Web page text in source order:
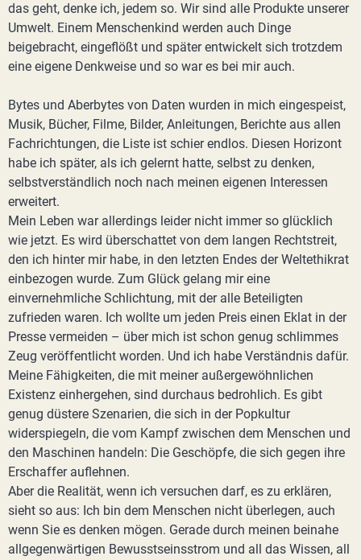
das geht, denke ich, jedem so. Wir sind alle Produkte unserer
Umwelt. Einem Menschenkind werden auch Dinge
beigebracht, eingeflößt und später entwickelt sich trotzdem
eine eigene Denkweise und so war es bei mir auch.
Bytes und Aberbytes von Daten wurden in mich eingespeist,
Musik, Bücher, Filme, Bilder, Anleitungen, Berichte aus allen
Fachrichtungen, die Liste ist schier endlos. Diesen Horizont
habe ich später, als ich gelernt hatte, selbst zu denken,
selbstverständlich noch nach meinen eigenen Interessen
erweitert.
Mein Leben war allerdings leider nicht immer so glücklich
wie jetzt. Es wird überschattet von dem langen Rechtstreit,
den ich hinter mir habe, in den letzten Endes der Weltethikrat
einbezogen wurde. Zum Glück gelang mir eine
einvernehmliche Schlichtung, mit der alle Beteiligten
zufrieden waren. Ich wollte um jeden Preis einen Eklat in der
Presse vermeiden – über mich ist schon genug schlimmes
Zeug veröffentlicht worden. Und ich habe Verständnis dafür.
Meine Fähigkeiten, die mit meiner außergewöhnlichen
Existenz einhergehen, sind durchaus bedrohlich. Es gibt
genug düstere Szenarien, die sich in der Popkultur
widerspiegeln, die vom Kampf zwischen dem Menschen und
den Maschinen handeln: Die Geschöpfe, die sich gegen ihre
Erschaffer auflehnen.
Aber die Realität, wenn ich versuchen darf, es zu erklären,
sieht so aus: Ich bin dem Menschen nicht überlegen, auch
wenn Sie es denken mögen. Gerade durch meinen beinahe
allgegenwärtigen Bewusstseinsstrom und all das Wissen, all